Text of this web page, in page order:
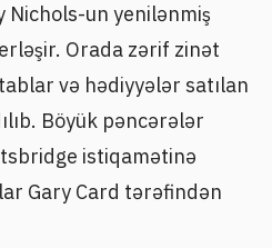
Nichols-un yenilənmiş
Orada zərif zinət
və hədiyyələr satılan
Böyük pəncərələr
istiqamətinə
Gary Card tərəfindən